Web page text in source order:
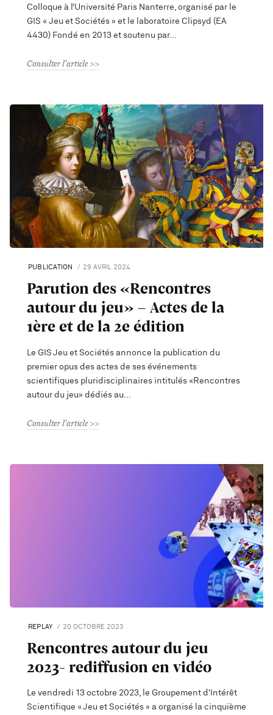
Colloque à l’Université Paris Nanterre, organisé par le
GIS « Jeu et Sociétés » et le laboratoire Clipsyd (EA
4430) Fondé en 2013 et soutenu par
Consulter l'article
PUBLICATION 29 AVRIL 2024
Parution des «Rencontres
autour du jeu» - Actes de la
1ère et de la 2e édition
Le GIS Jeu et Sociétés annonce la publication du
premier opus des actes de ses événements
scientifiques pluridisciplinaires intitulés «Rencontres
autour du jeu» dédiés au
Consulter l'article
REPLAY 20 OCTOBRE 2023
Rencontres autour du jeu
2023- rediffusion en vidéo
Le vendredi 13 octobre 2023, le Groupement d'Intérêt
Scientifique « Jeu et Sociétés » a organisé la cinquième